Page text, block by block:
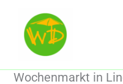
springen
Wochenmarkt in